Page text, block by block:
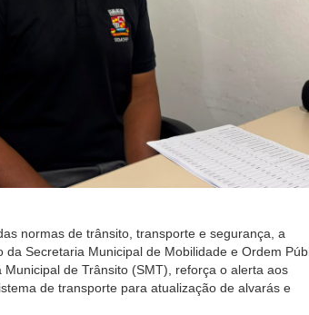
normas de trânsito, transporte e segurança, a
da Secretaria Municipal de Mobilidade e Ordem
de Trânsito (SMT), reforça o alerta aos
de transporte para atualização de alvarás e